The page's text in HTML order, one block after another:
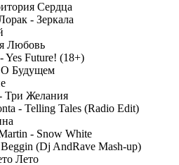
Сердца
- Зеркала
Любовь
Yes Future! (18+)
О Будущем
Три Желания
- Telling Tales (Radio Edit)
- Snow White
(Dj AndRave Mash-up)
Лето